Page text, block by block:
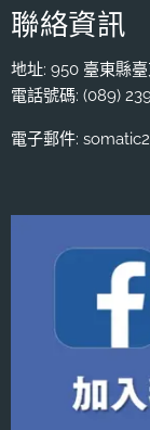
聯絡資訊
地址: 950 臺東縣
電話號碼: (089)
電子郵件: